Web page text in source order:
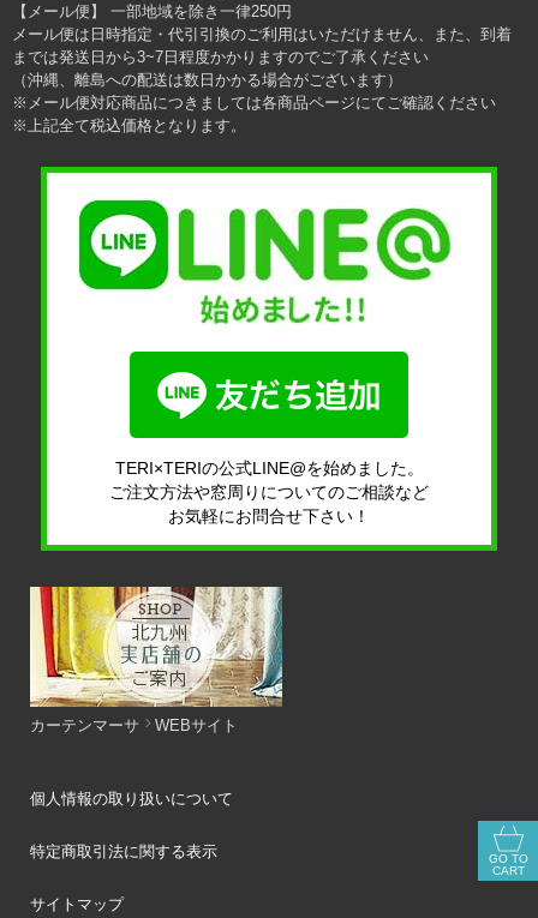
【メール便】 一部地域を除き一律250円
メール便は日時指定・代引引換のご利用はいただけません、また、到着
までは発送日から3~7日程度かかりますのでご了承ください
（沖縄、離島への配送は数日かかる場合がございます）
※メール便対応商品につきましては各商品ページにてご確認ください
※上記全て税込価格となります。
TERI×TERIの公式LINE@を始めました。
ご注文方法や窓周りについてのご相談など
お気軽にお問合せ下さい！
カーテンマーサ WEBサイト
個人情報の取り扱いについて
特定商取引法に関する表示
サイトマップ
GO TO
CART